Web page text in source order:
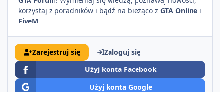
korzystaj z poradników i bądź na bieżąco z GTA Online i
FiveM.
Zarejestruj się
Zaloguj się
Użyj konta Facebook
Użyj konta Google